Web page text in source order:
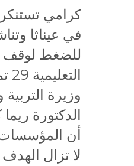
كرامي
في عيناثا
للضغط
وزيرة التربية
الدكتورة
أن المؤسسات
لا تزال